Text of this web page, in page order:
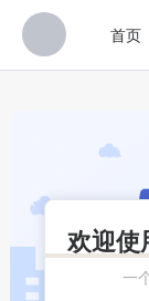
首页
欢迎使
一